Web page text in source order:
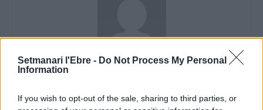
Setmanari l'Ebre - Do Not Process My Personal
Information
If you wish to opt-out of the sale, sharing to third parties, or